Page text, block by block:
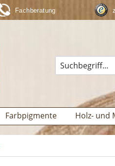
Fachberatung
Farbpigmente Holz- und